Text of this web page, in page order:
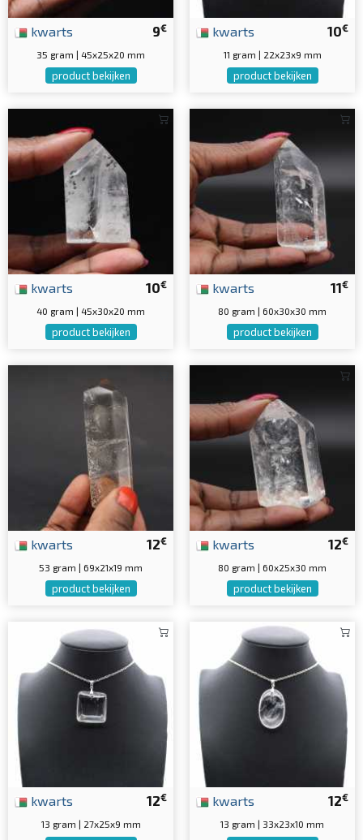
9€
kwarts
35 gram | 45x25x20 mm
product bekijken
10€
kwarts
11 gram | 22x23x9 mm
product bekijken
10€
kwarts
40 gram | 45x30x20 mm
product bekijken
11€
kwarts
80 gram | 60x30x30 mm
product bekijken
12€
kwarts
53 gram | 69x21x19 mm
product bekijken
12€
kwarts
80 gram | 60x25x30 mm
product bekijken
12€
kwarts
13 gram | 27x25x9 mm
12€
kwarts
13 gram | 33x23x10 mm